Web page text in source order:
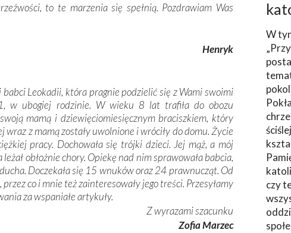
to te marzenia się spełnią. Pozdrawiam Was
Henryk
Leokadii, która pragnie podzielić się z Wami swoimi
w ubogiej rodzinie. W wieku 8 lat trafiła do obozu
mamą i dziewięciomiesięcznym braciszkiem, który
z mamą zostały uwolnione i wróciły do domu. Życie
pracy. Dochowała się trójki dzieci. Jej mąż, a mój
obłożnie chory. Opiekę nad nim sprawowała babcia,
Doczekała się 15 wnuków oraz 24 prawnucząt. Od
co i mnie też zainteresowały jego treści. Przesyłamy
za wspaniałe artykuły.
Z wyrazami szacunku
Zofia Marzec
W
czy